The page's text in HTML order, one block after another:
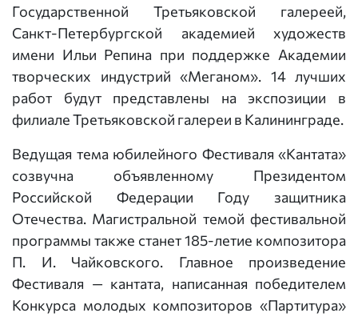
Государственной Третьяковской галереей,
Санкт-Петербургской академией художеств
имени Ильи Репина при поддержке Академии
творческих индустрий «Меганом». 14 лучших
работ будут представлены на экспозиции в
филиале Третьяковской галереи в Калининграде.
Ведущая тема юбилейного Фестиваля «Кантата»
созвучна объявленному Президентом
Российской Федерации Году защитника
Отечества. Магистральной темой фестивальной
программы также станет 185-летие композитора
П. И. Чайковского. Главное произведение
Фестиваля — кантата, написанная победителем
Конкурса молодых композиторов «Партитура»